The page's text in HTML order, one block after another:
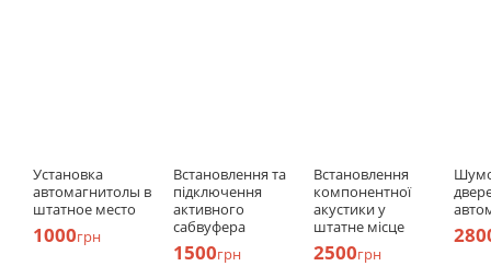
Установка
автомагнитолы в
штатное место
1000грн
Встановлення та
підключення
активного
сабвуфера
1500грн
Встановлення
компонентної
акустики у
штатне місце
2500грн